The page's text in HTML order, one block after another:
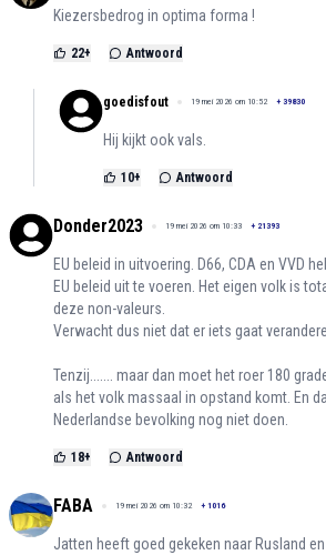
Kiezersbedrog in optima forma !
22+ Antwoord
goedisfout 19 mei 2026 om 10:52 + 39830
Hij kijkt ook vals.
10+ Antwoord
Donder2023 19 mei 2026 om 10:33 + 21393
EU beleid in uitvoering. D66, CDA en VVD
EU beleid uit te voeren. Het eigen volk is
deze non-valeurs.
Verwacht dus niet dat er iets gaat
Tenzij....... maar dan moet het roer 180
als het volk massaal in opstand komt. En
Nederlandse bevolking nog niet doen.
18+ Antwoord
FABA 19 mei 2026 om 10:32 + 1016
Jatten heeft goed gekeken naar Rusland